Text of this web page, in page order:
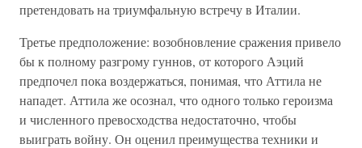
претендовать на триумфальную встречу в Италии.
Третье предположение: возобновление сражения привело
бы к полному разгрому гуннов, от которого Аэций
предпочел пока воздержаться, понимая, что Аттила не
нападет. Аттила же осознал, что одного только героизма
и численного превосходства недостаточно, чтобы
выиграть войну. Он оценил преимущества техники и